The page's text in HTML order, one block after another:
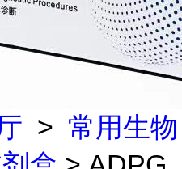
> 常用生物